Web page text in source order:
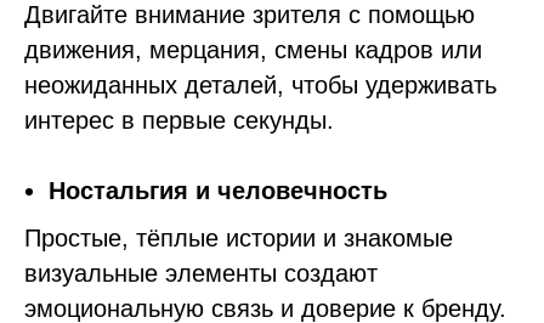
Двигайте внимание зрителя с помощью
движения, мерцания, смены кадров или
неожиданных деталей, чтобы удерживать
интерес в первые секунды.
Ностальгия и человечность
Простые, тёплые истории и знакомые
визуальные элементы создают
эмоциональную связь и доверие к бренду.